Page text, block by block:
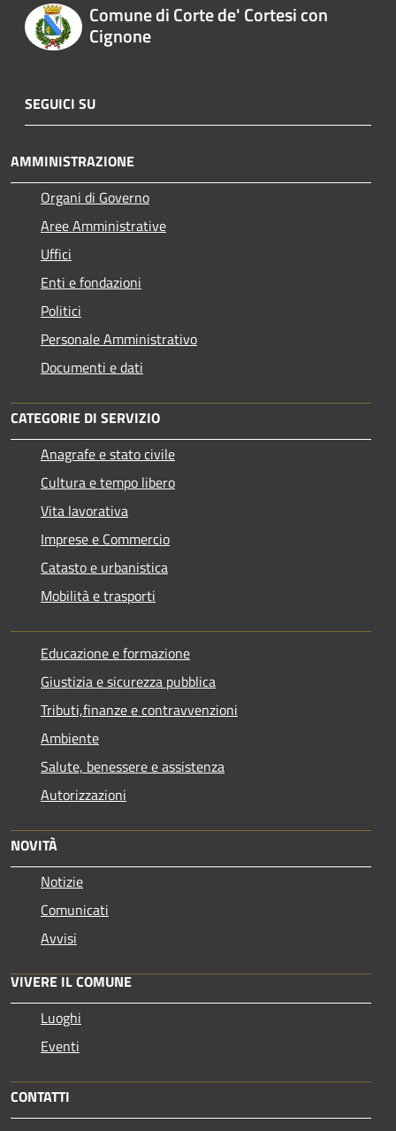
Comune di Corte de' Cortesi con
Cignone
SEGUICI SU
AMMINISTRAZIONE
Organi di Governo
Aree Amministrative
Uffici
Enti e fondazioni
Politici
Personale Amministrativo
Documenti e dati
CATEGORIE DI SERVIZIO
Anagrafe e stato civile
Cultura e tempo libero
Vita lavorativa
Imprese e Commercio
Catasto e urbanistica
Mobilità e trasporti
Educazione e formazione
Giustizia e sicurezza pubblica
Tributi,finanze e contravvenzioni
Ambiente
Salute, benessere e assistenza
Autorizzazioni
NOVITÀ
Notizie
Comunicati
Avvisi
VIVERE IL COMUNE
Luoghi
Eventi
CONTATTI